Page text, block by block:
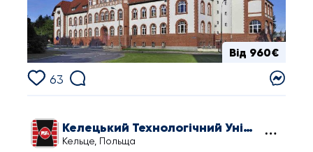
Від 960€
63
Келецький Технологічний Університет
Кельце, Польща